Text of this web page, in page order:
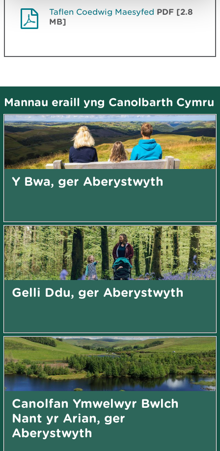
Taflen Coedwig Maesyfed PDF [2.8
MB]
Mannau eraill yng Canolbarth Cymru
Y Bwa, ger Aberystwyth
Gelli Ddu, ger Aberystwyth
Canolfan Ymwelwyr Bwlch
Nant yr Arian, ger
Aberystwyth